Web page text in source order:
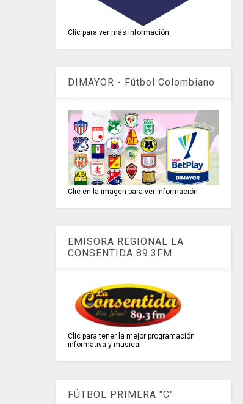
Clic para ver más información
DIMAYOR - Fútbol Colombiano
Clic en la imagen para ver información
EMISORA REGIONAL LA
CONSENTIDA 89.3FM
Clic para tener la mejor programación
informativa y musical
FÚTBOL PRIMERA "C"